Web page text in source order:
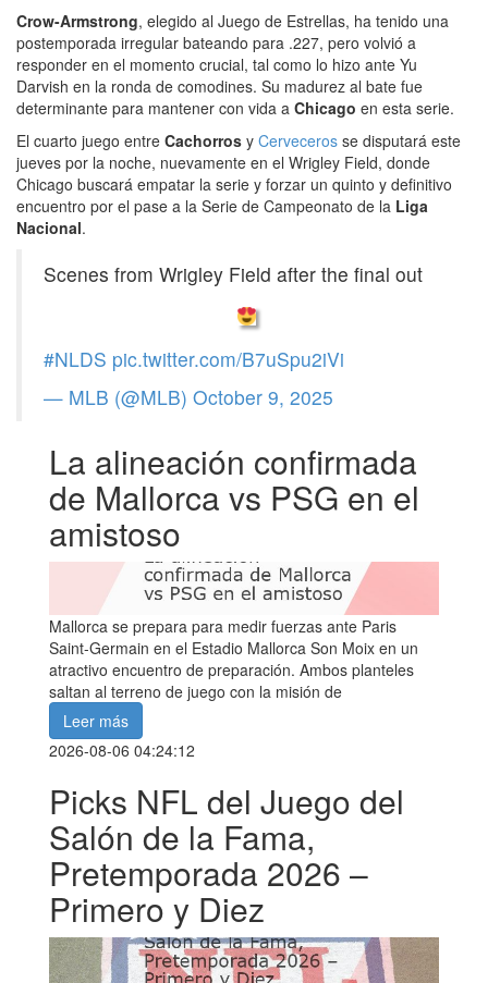
Crow-Armstrong, elegido al Juego de Estrellas, ha tenido una
postemporada irregular bateando para .227, pero volvió a
responder en el momento crucial, tal como lo hizo ante Yu
Darvish en la ronda de comodines. Su madurez al bate fue
determinante para mantener con vida a Chicago en esta serie.
El cuarto juego entre Cachorros y Cerveceros se disputará este
jueves por la noche, nuevamente en el Wrigley Field, donde
Chicago buscará empatar la serie y forzar un quinto y definitivo
encuentro por el pase a la Serie de Campeonato de la Liga
Nacional.
Scenes from Wrigley Field after the final out
#NLDS pic.twitter.com/B7uSpu2iVi
— MLB (@MLB) October 9, 2025
La alineación confirmada
de Mallorca vs PSG en el
amistoso
Mallorca se prepara para medir fuerzas ante Paris
Saint-Germain en el Estadio Mallorca Son Moix en un
atractivo encuentro de preparación. Ambos planteles
saltan al terreno de juego con la misión de
Leer más
2026-08-06 04:24:12
Picks NFL del Juego del
Salón de la Fama,
Pretemporada 2026 –
Primero y Diez